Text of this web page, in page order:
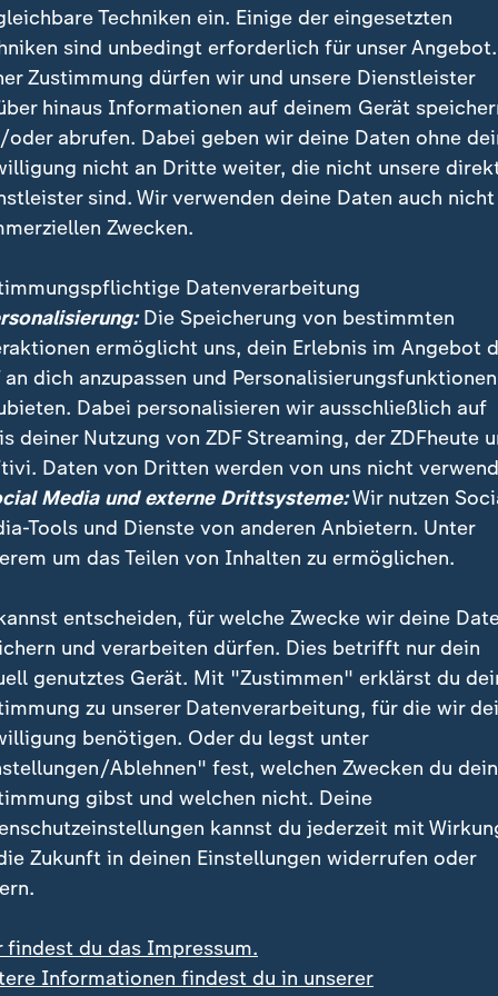
war weltweit einer der wärmsten seit
Januar seit 2010 erlebte, war es etwa in der
zu warm.
:
Ballsaal-Projekt
gestoppt
0:28
Britischer Musikproduzent
William Orbit mit 69
gestorben
Video0:27
Techniken ein. Einige der eingesetzten
sind unbedingt erforderlich für unser
Zustimmung dürfen wir und unsere Dienstleister
hinaus Informationen auf deinem Gerät
oder abrufen. Dabei geben wir deine Daten ohne
nicht an Dritte weiter, die nicht unsere
sind. Wir verwenden deine Daten auch nicht
Zwecken.
Datenverarbeitung
Die Speicherung von bestimmten
ermöglicht uns, dein Erlebnis im Angebot
an dich anzupassen und Personalisierungsfunktionen
Dabei personalisieren wir ausschließlich auf
deiner Nutzung von ZDF Streaming, der ZDFheute
Daten von Dritten werden von uns nicht
Media und externe Drittsysteme:Wir nutzen
Tools und Dienste von anderen Anbietern. Unter
um das Teilen von Inhalten zu ermöglichen.
entscheiden, für welche Zwecke wir deine
und verarbeiten dürfen. Dies betrifft nur dein
genutztes Gerät. Mit "Zustimmen" erklärst du
zu unserer Datenverarbeitung, für die wir
benötigen. Oder du legst unter
Ablehnen" fest, welchen Zwecken du
gibst und welchen nicht. Deine
kannst du jederzeit mit
Zukunft in deinen Einstellungen widerrufen oder
findest du das Impressum.
Informationen findest du in unserer